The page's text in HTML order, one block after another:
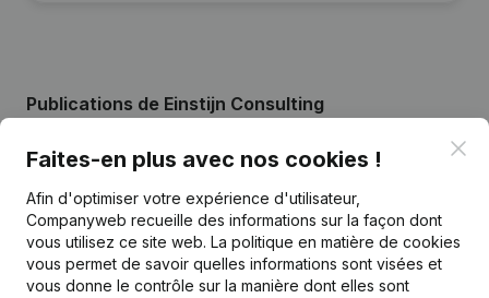
Publications de Einstijn Consulting
Date Publication
04-11-2024 Année comptable - Divers(NL)
03-04-2024 Modification(s) Statuts(NL)
Faites-en plus avec nos cookies !
Afin d'optimiser votre expérience d'utilisateur,
Companyweb recueille des informations sur la façon dont
vous utilisez ce site web. La politique en matière de cookies
vous permet de savoir quelles informations sont visées et
vous donne le contrôle sur la manière dont elles sont